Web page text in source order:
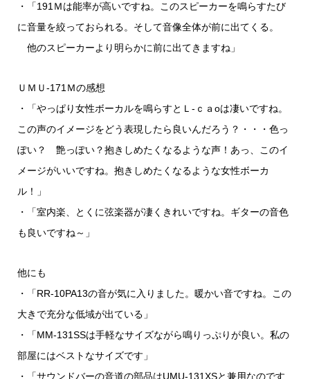
・「191Ｍは能率が高いですね。このスピーカーを鳴らすたび
に音量を絞っておられる。そして音像全体が前に出てくる。
他のスピーカーより明らかに前に出てきますね」
ＵＭＵ-171Ｍの感想
・「やっぱり女性ボーカルを鳴らすとＬ-ｃａoは凄いですね。
この声のイメージをどう表現したら良いんだろう？・・・色っ
ぽい？ 艶っぽい？抱きしめたくなるような声！あっ、このイ
メージがいいですね。抱きしめたくなるような女性ボーカ
ル！」
・「室内楽、とくに弦楽器が凄くきれいですね。ギターの音色
も良いですね～」
他にも
・「RR-10PA13の音が気に入りました。暖かい音ですね。この
大きで充分な低域が出ている」
・「MM-131SSは手軽なサイズながら鳴りっぷりが良い。私の
部屋にはベストなサイズです」
・「サウンドバーの音道の部品はUMU-131XSと兼用なのです